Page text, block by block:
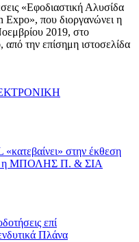
«Εφοδιαστική Αλυσίδα
που διοργανώνει η
2019, στο
την επίσημη ιστοσελίδα
στην έκθεση
η ΜΠΟΛΗΣ Π. & ΣΙΑ
επί
Πλάνα